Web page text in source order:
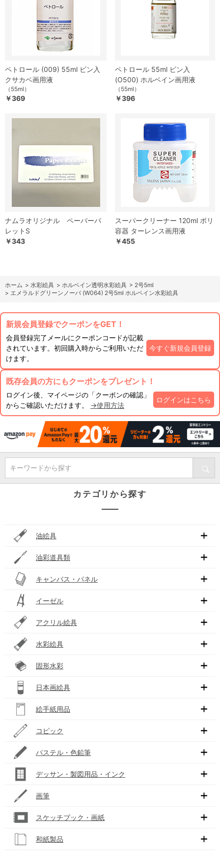
ペトロール (009) 55ml ビン入
クサカベ画用液
（55ml）
￥369
ペトロール 55ml ビン入
(O500) ホルベイン画用液
（55ml）
￥396
ナムラオリジナル ペーパーパ
レットS
￥343
スーパークリーナー 120ml ポリ
容器 ターレンス画用液
￥455
ホーム > 水彩絵具 > ホルベイン透明水彩絵具 > 2号5ml
> エメラルドグリーンノーバ (W064) 2号5ml ホルベイン水彩絵具
新規会員登録でクーポンをGET！
会員登録完了メールにクーポンコードが記載
されています。初回購入時からご利用いただ
けます。
今すぐ新規会員登録
既存会員の方にもクーポンをプレゼント！
ログイン後、マイページの「クーポンの確認」
からご確認いただけます。 →使用方法
ログインはこちら
キーワードから探す
カテゴリから探す
油絵具
油彩道具類
キャンバス・パネル
イーゼル
アクリル絵具
水彩絵具
固形水彩
日本画絵具
絵手紙用品
コピック
パステル・色鉛筆
デッサン・製図用品・インク
画筆
スケッチブック・画紙
和紙製品